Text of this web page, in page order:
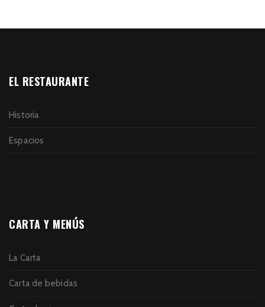
EL RESTAURANTE
Historia
Espacios
CARTA Y MENÚS
La Carta
Carta de bebidas